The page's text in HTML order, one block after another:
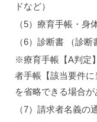
ドなど）
（5）療育手帳・身
（6）診断書 （診
※療育手帳【A判定
者手帳【該当要件
を省略できる場合が
（7）請求者名義の